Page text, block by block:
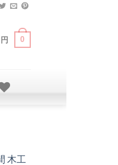
円 0
木工